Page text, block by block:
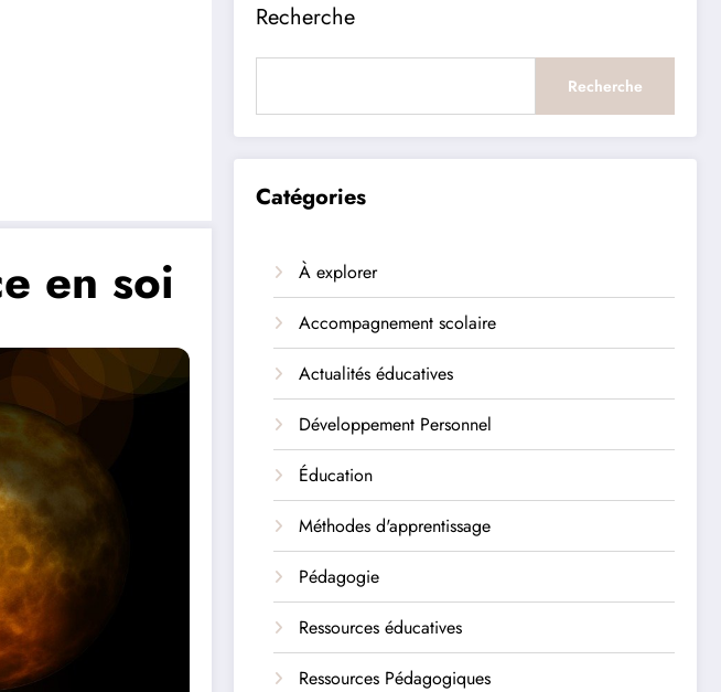
en soi
Recherche
Recherche
Catégories
À explorer
Accompagnement scolaire
Actualités éducatives
Développement Personnel
Éducation
Méthodes d'apprentissage
Pédagogie
Ressources éducatives
Ressources Pédagogiques